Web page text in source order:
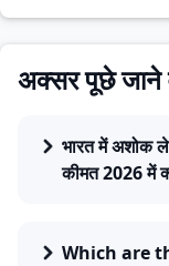
अक्सर पूछे जाने
भारत में अशोक
कीमत 2026 में
Which are